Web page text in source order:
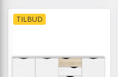
TILBUD